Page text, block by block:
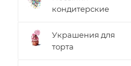
кондитерские
Украшения для
торта